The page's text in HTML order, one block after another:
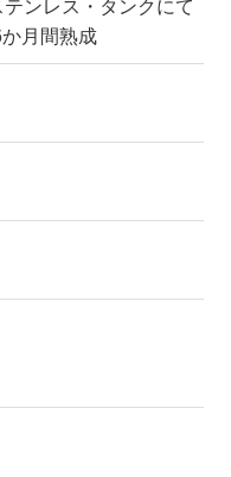
ンレス・タンクにて
月間熟成